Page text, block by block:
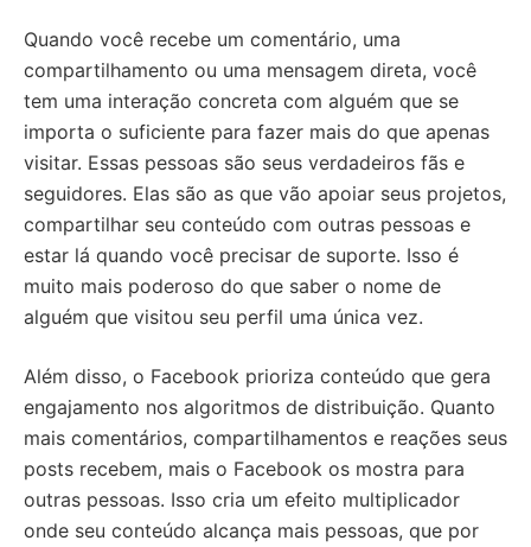
Quando você recebe um comentário, uma
compartilhamento ou uma mensagem direta, você
tem uma interação concreta com alguém que se
importa o suficiente para fazer mais do que apenas
visitar. Essas pessoas são seus verdadeiros fãs e
seguidores. Elas são as que vão apoiar seus projetos,
compartilhar seu conteúdo com outras pessoas e
estar lá quando você precisar de suporte. Isso é
muito mais poderoso do que saber o nome de
alguém que visitou seu perfil uma única vez.
Além disso, o Facebook prioriza conteúdo que gera
engajamento nos algoritmos de distribuição. Quanto
mais comentários, compartilhamentos e reações seus
posts recebem, mais o Facebook os mostra para
outras pessoas. Isso cria um efeito multiplicador
onde seu conteúdo alcança mais pessoas, que por